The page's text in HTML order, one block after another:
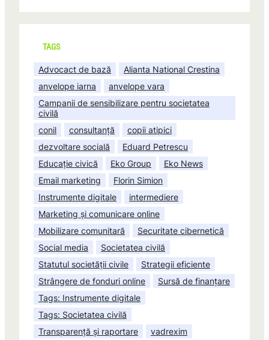
TAGS
Advocact de bază
Alianta National Crestina
anvelope iarna
anvelope vara
Campanii de sensibilizare pentru societatea
civilă
conil
consultanță
copii atipici
dezvoltare socială
Eduard Petrescu
Educație civică
Eko Group
Eko News
Email marketing
Florin Simion
Instrumente digitale
intermediere
Marketing și comunicare online
Mobilizare comunitară
Securitate cibernetică
Social media
Societatea civilă
Statutul societății civile
Strategii eficiente
Strângere de fonduri online
Sursă de finanțare
Tags: Instrumente digitale
Tags: Societatea civilă
Transparență și raportare
vadrexim